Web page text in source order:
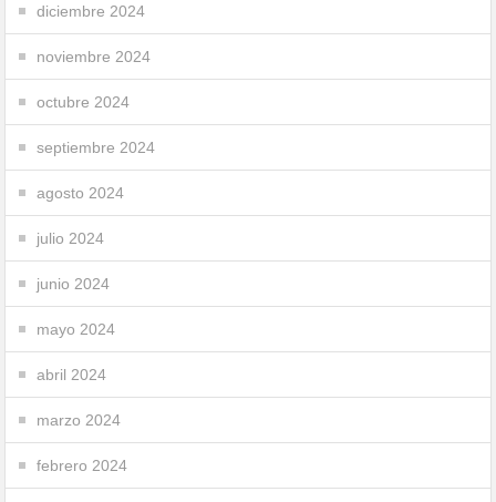
diciembre 2024
noviembre 2024
octubre 2024
septiembre 2024
agosto 2024
julio 2024
junio 2024
mayo 2024
abril 2024
marzo 2024
febrero 2024